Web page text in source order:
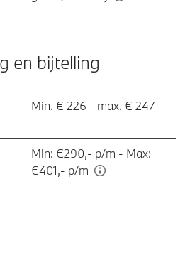
en bijtelling
Min. € 226 - max. € 247
Min: €290,- p/m - Max:
€401,- p/m